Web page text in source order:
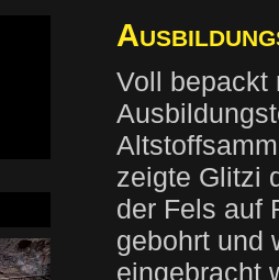
Voll bepackt
zeigte Glitzi
der Fels auf
gebohrt und
eingebracht